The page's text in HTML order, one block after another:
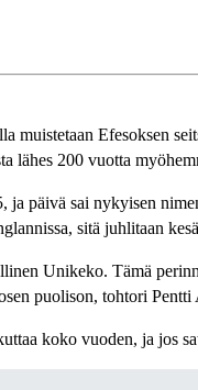
Efesoksen
lähes 200 vuotta
päivä sai nykyisen
sitä juhlitaan
Unikeko. Tämä
puolison, tohtori
koko vuoden, ja jos